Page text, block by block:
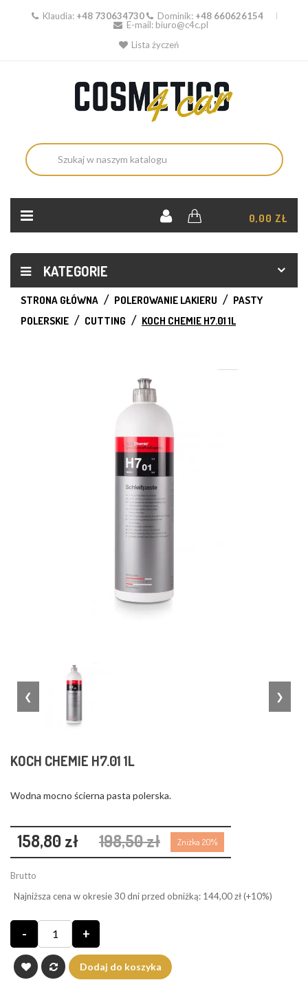
Klaudia: +48 730634730 Dominik: +48 660626154
E-mail: biuro@c4c.pl
Lista życzeń
0,00 ZŁ
KATEGORIE
STRONA GŁÓWNA POLEROWANIE LAKIERU
PASTY
POLERSKIE
CUTTING KOCH CHEMIE H7.01 1L
❮ ❯
KOCH CHEMIE H7.01 1L
Wodna mocno ścierna pasta polerska.
158,80 zł 198,50 zł Zniżka 20%
Brutto
Najniższa cena w okresie 30 dni przed obniżką: 144,00 zł(+10%)
- +
Dodaj do koszyka